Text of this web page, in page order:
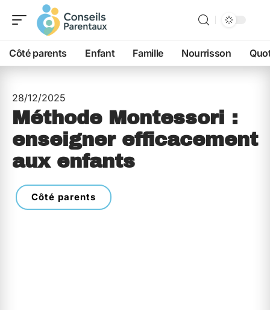
Côté parents Enfant Famille Nourrisson
28/12/2025
Méthode Montessori :
enseigner efficacement
aux enfants
Côté parents